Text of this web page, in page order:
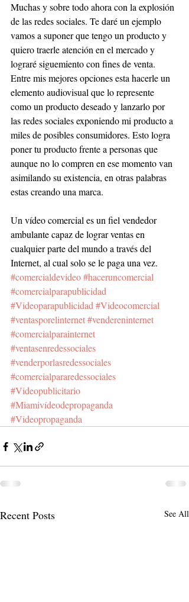
Muchas y sobre todo ahora con la explosión
de las redes sociales. Te daré un ejemplo
vamos a suponer que tengo un producto y
quiero traerle atención en el mercado y
lograré siguemiento con fines de venta.
Entre mis mejores opciones esta hacerle un
elemento audiovisual que lo represente
como un producto deseado y lanzarlo por
las redes sociales exponiendo mi producto a
miles de posibles consumidores. Esto logra
poner tu producto frente a personas que
aunque no lo compren en ese momento van
asimilando su existencia, en otras palabras
estas creando una marca.
Un vídeo comercial es un fiel vendedor
ambulante capaz de lograr ventas en
cualquier parte del mundo a través del
Internet, al cual solo se le paga una vez.
#comercialdevideo#haceruncomercial
#comercialparapublicidad
#Videoparapublicidad #Videocomercial
#ventasporelinternet#vendereninternet
#comercialparainternet
#ventasenredessociales
#venderporlasredessociales
#comercialpararedessociales
#Videopublicitario
#Miamivídeodepropaganda
#Videopropaganda
Recent Posts See All